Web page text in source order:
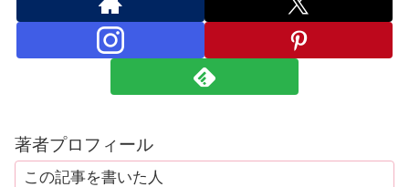
著者プロフィール
この記事を書いた人